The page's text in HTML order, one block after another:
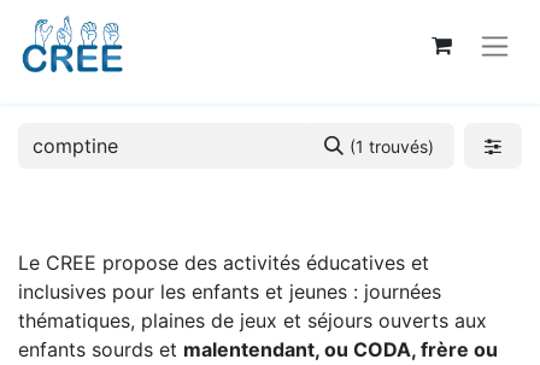
(1 trouvés)
Le CREE propose des activités éducatives et
inclusives pour les enfants et jeunes : journées
thématiques, plaines de jeux et séjours ouverts aux
enfants sourds et malentendant, ou CODA, frère ou